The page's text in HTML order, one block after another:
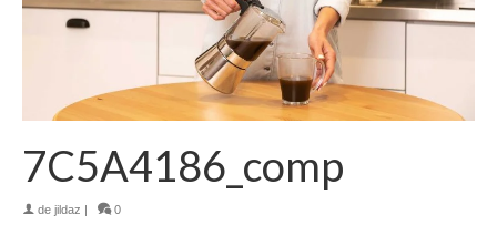
7C5A4186_comp
de jildaz | 0